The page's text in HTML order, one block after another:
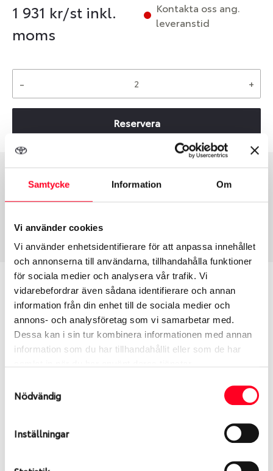
Samtycke Information Om
Vi använder cookies
Vi använder enhetsidentifierare för att anpassa innehållet
och annonserna till användarna, tillhandahålla funktioner
för sociala medier och analysera vår trafik. Vi
vidarebefordrar även sådana identifierare och annan
information från din enhet till de sociala medier och
annons- och analysföretag som vi samarbetar med.
Dessa kan i sin tur kombinera informationen med annan
information som du har tillhandahållit eller som de har
Nödvändig
Inställningar
1 931 kr/st inkl.
moms
Kontakta oss ang.
leveranstid
- +
Reservera
Däcktyp
Vinter
Däckstorlek
225/55 R 17 97H
1484
Passar detta däck min bil?
Ange registreringsnummer för att se om det däck
du valt passar din bilmodell. Om du köper däck som
skall sättas på dina befintliga fälgar, se till att kolla
årens lopp och inte vara samma dimension som
bilen hade ut från fabrik.